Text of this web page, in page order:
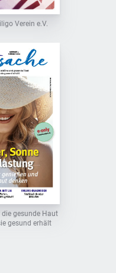
Verein e.V.
gesunde Haut
gesund erhält